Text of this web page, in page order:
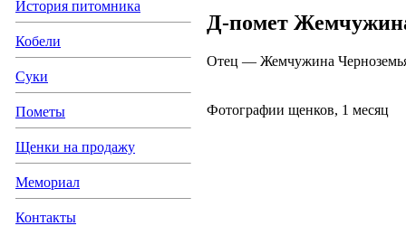
История питомника
Кобели
Суки
Пометы
Щенки на продажу
Мемориал
Контакты
Д-помет
Отец — Жемчужина
Фотографии щенков, 1 месяц